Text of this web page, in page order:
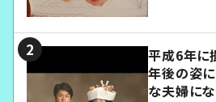
平成6年に
年後の姿に
な夫婦にな